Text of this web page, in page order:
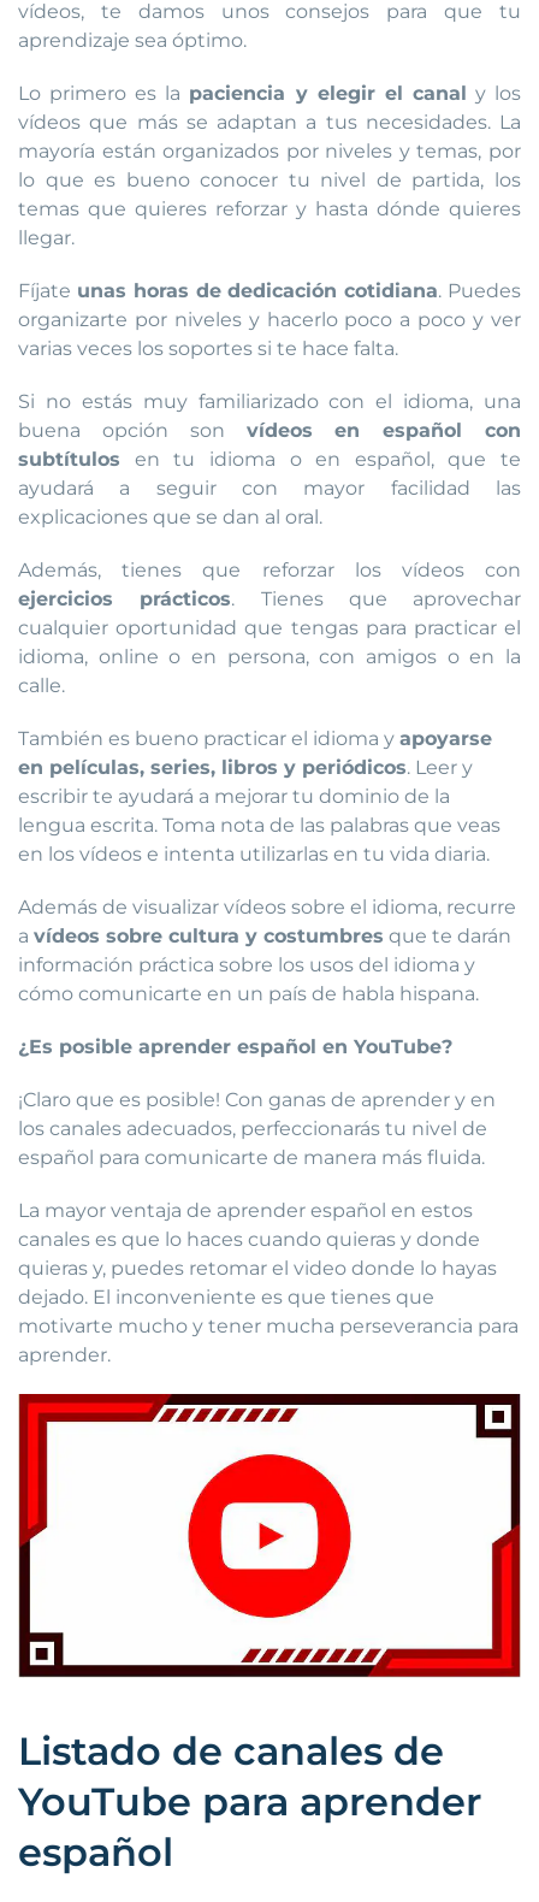
vídeos, te damos unos consejos para que tu
aprendizaje sea óptimo.
Lo primero es la paciencia y elegir el canal
y los
vídeos que más se adaptan a tus necesidades. La
mayoría están organizados por niveles y temas, por
lo que es bueno conocer tu nivel de partida, los
temas que quieres reforzar y hasta dónde quieres
llegar.
Fíjate unas horas de dedicación cotidiana. Puedes
organizarte por niveles y hacerlo poco a poco y ver
varias veces los soportes si te hace falta.
Si no estás muy familiarizado con el idioma, una
buena opción son vídeos en español con
subtítulos en tu idioma o en español, que te
ayudará a seguir con mayor facilidad las
explicaciones que se dan al oral.
Además, tienes que reforzar los vídeos con
ejercicios prácticos. Tienes que aprovechar
cualquier oportunidad que tengas para practicar el
idioma, online o en persona, con amigos o en la
calle.
También es bueno practicar el idioma y apoyarse
en películas, series, libros y periódicos. Leer y
escribir te ayudará a mejorar tu dominio de la
lengua escrita. Toma nota de las palabras que veas
en los vídeos e intenta utilizarlas en tu vida diaria.
Además de visualizar vídeos sobre el idioma, recurre
a vídeos sobre cultura y costumbres que te darán
información práctica sobre los usos del idioma y
cómo comunicarte en un país de habla hispana.
¿Es posible aprender español en YouTube?
¡Claro que es posible! Con ganas de aprender y en
los canales adecuados, perfeccionarás tu nivel de
español para comunicarte de manera más fluida.
La mayor ventaja de aprender español en estos
canales es que lo haces cuando quieras y donde
quieras y, puedes retomar el video donde lo hayas
dejado. El inconveniente es que tienes que
motivarte mucho y tener mucha perseverancia para
aprender.
Listado de canales de
YouTube para aprender
español